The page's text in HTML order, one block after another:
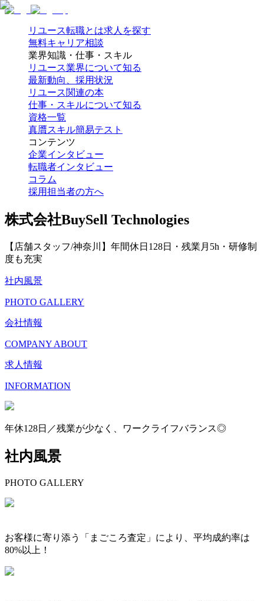
リユース転職とは求人を探す
無料キャリア相談
業界知識・仕事・スキル
リユース業界について知る
最新動向、採用状況
リユース関連の本
仕事・スキルについて知る
資格一覧
真贋スキル簡易テスト
コンテンツ
企業インタビュー
転職者インタビュー
コラム
採用担当者の方へ
株式会社BuySell Technologies
【店舗スタッフ/神奈川】年間休日128日・残業月5h・研修制
度も充実
社内風景
PHOTO GALLERY
会社情報
COMPANY ABOUT
求人情報
INFORMATION
年休128日／残業が少なく、ワークライフバランス◎
社内風景
PHOTO GALLERY
お客様に寄り添う「まごころ査定」により、平均成約率は
80%以上！